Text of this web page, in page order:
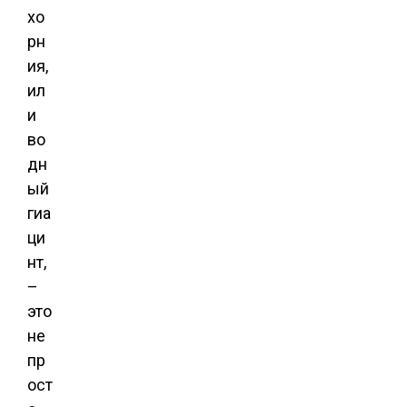
хо
рн
ия,
ил
и
во
дн
ый
гиа
ци
нт,
–
это
не
пр
ост